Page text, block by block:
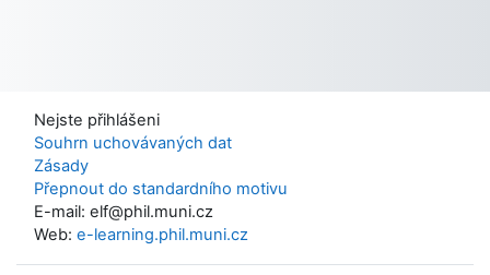
Nejste přihlášeni
Souhrn uchovávaných dat
Zásady
Přepnout do standardního motivu
E-mail: elf@phil.muni.cz
Web: e-learning.phil.muni.cz